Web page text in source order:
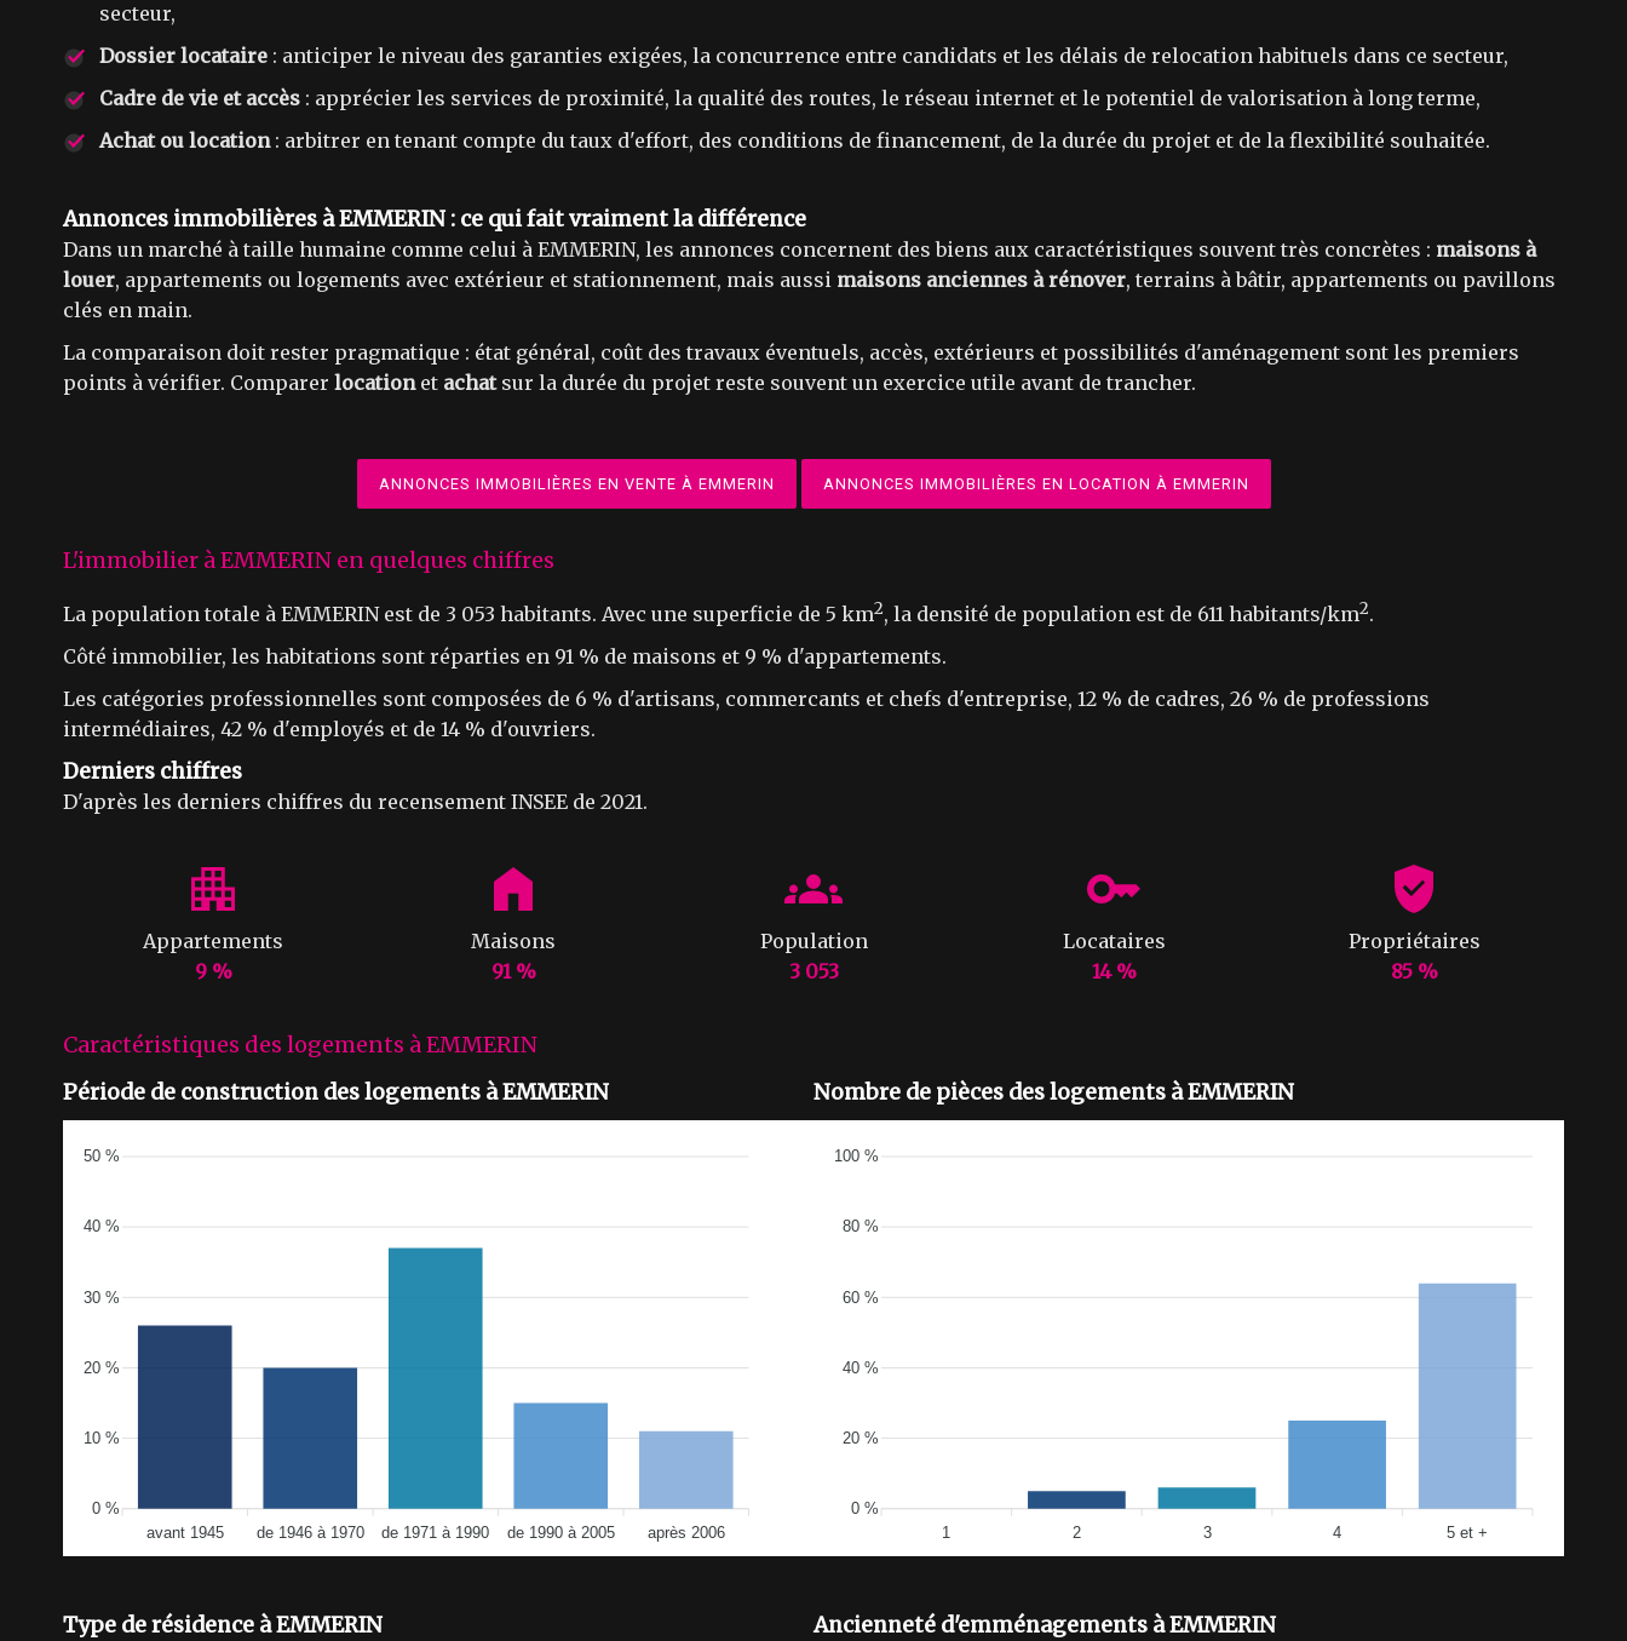
secteur,
Dossier locataire : anticiper le niveau des garanties exigées, la concurrence entre candidats et les délais de relocation habituels dans ce secteur,
Cadre de vie et accès : apprécier les services de proximité, la qualité des routes, le réseau internet et le potentiel de valorisation à long terme,
Achat ou location: arbitrer en tenant compte du taux d'effort, des conditions de financement, de la durée du projet et de la flexibilité souhaitée.
Annonces immobilières à EMMERIN : ce qui fait vraiment la différence
Dans un marché à taille humaine comme celui à EMMERIN, les annonces concernent des biens aux caractéristiques souvent très concrètes : maisons à
louer, appartements ou logements avec extérieur et stationnement, mais aussi maisons anciennes à rénover, terrains à bâtir, appartements ou pavillons
clés en main.
La comparaison doit rester pragmatique : état général, coût des travaux éventuels, accès, extérieurs et possibilités d'aménagement sont les premiers
points à vérifier. Comparer locationet achatsur la durée du projet reste souvent un exercice utile avant de trancher.
ANNONCES IMMOBILIÈRES EN VENTE À EMMERIN ANNONCES IMMOBILIÈRES EN LOCATION À EMMERIN
L'immobilier à EMMERIN en quelques chiffres
La population totale à EMMERIN est de 3 053 habitants. Avec une superficie de 5 km2, la densité de population est de 611 habitants/km2.
Côté immobilier, les habitations sont réparties en 91 % de maisons et 9 % d'appartements.
Les catégories professionnelles sont composées de 6 % d'artisans, commercants et chefs d'entreprise, 12 % de cadres, 26 % de professions
intermédiaires, 42 % d'employés et de 14 % d'ouvriers.
Derniers chiffres
D'après les derniers chiffres du recensement INSEE de 2021.
Appartements
9 %
Maisons
91 %
Population
3 053
Locataires
14 %
Propriétaires
85 %
Caractéristiques des logements à EMMERIN
Période de construction des logements à EMMERIN
50 %
40 %
30 %
20 %
10 %
0 %
avant 1945
de 1946 à 1970 de 1971 à 1990 de 1990 à 2005 après 2006
Nombre de pièces des logements à EMMERIN
100 %
80 %
60 %
40 %
20 %
0 %
1
2 3 4 5 et +
Type de résidence à EMMERIN Ancienneté d'emménagements à EMMERIN